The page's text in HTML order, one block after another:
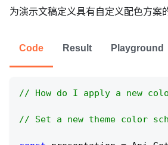
为演示文稿定义具有自定义配色方案
Code Result Playground
// How do I apply a new
// Set a new theme color